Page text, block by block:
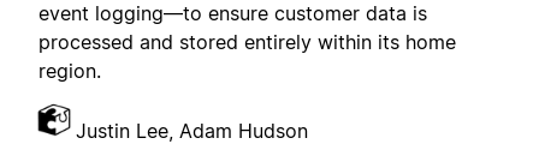
event logging—to ensure customer data is
processed and stored entirely within its home
region.
Justin Lee, Adam Hudson